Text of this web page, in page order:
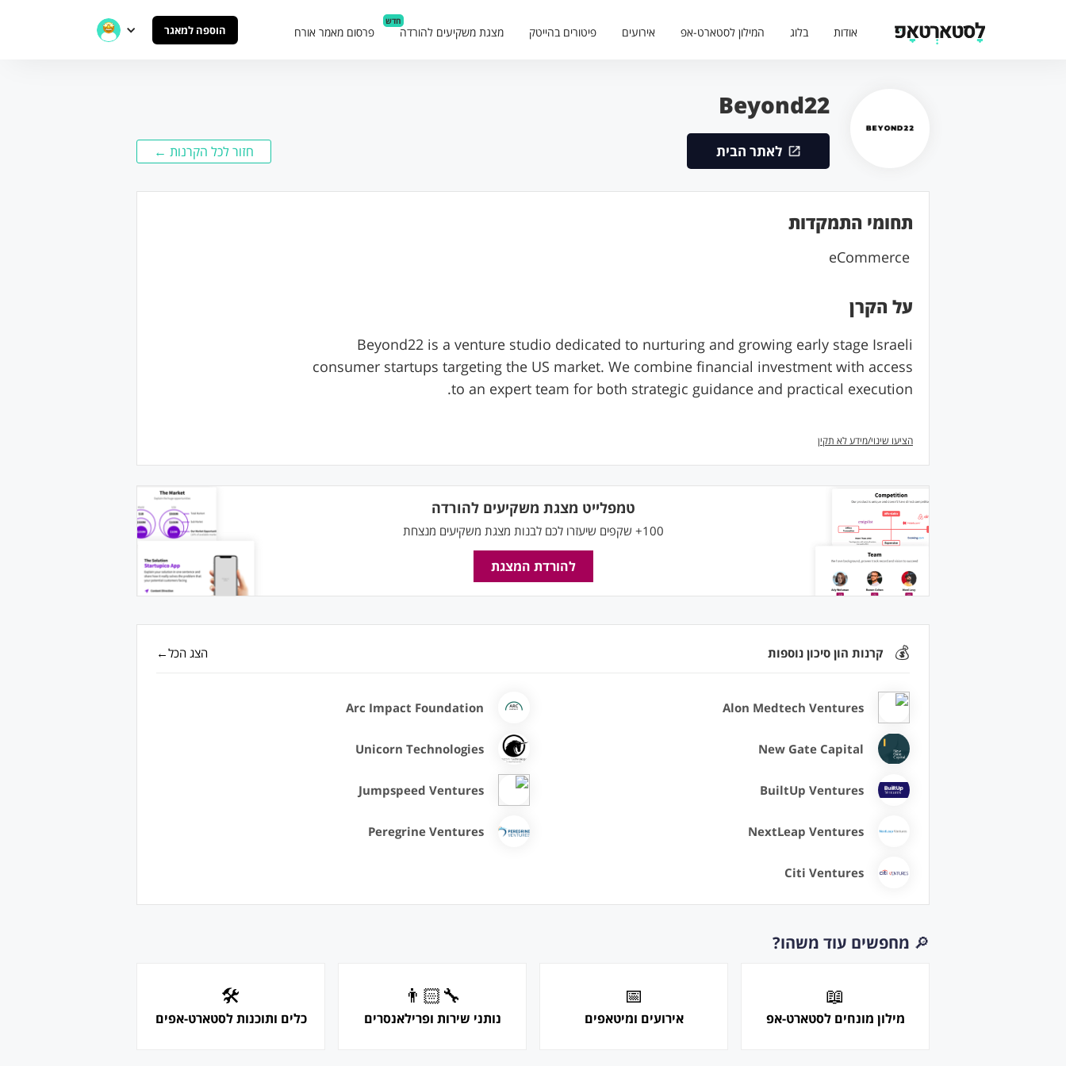
אודות בלוג המילון לסטארט-אפ אירועים פיטורים בהייטק מצגת משקיעים להורדה
חדש
פרסום מאמר אורח הוספה למאגר
Beyond22
לאתר הבית חזור לכל הקרנות ←
תחומי התמקדות
eCommerce
על הקרן
Beyond22 is a venture studio dedicated to nurturing and growing early stage Israeli
consumer startups targeting the US market. We combine financial investment with access
to an expert team for both strategic guidance and practical execution.
הציעו שינוי/מידע לא תקין
טמפלייט מצגת משקיעים להורדה
100+ שקפים שיעזרו לכם לבנות מצגת משקיעים מנצחת
להורדת המצגת
💰 קרנות הון סיכון נוספות הצג הכל←
Alon Medtech Ventures
Arc Impact Foundation
New Gate Capital
Unicorn Technologies
BuiltUp Ventures
Jumpspeed Ventures
NextLeap Ventures
Peregrine Ventures
Citi Ventures
🔎 מחפשים עוד משהו?
📖
מילון מונחים לסטארט-אפ
📅
אירועים ומיטאפים
👨🏻‍🔧
נותני שירות ופרילאנסרים
🛠
כלים ותוכנות לסטארט-אפים